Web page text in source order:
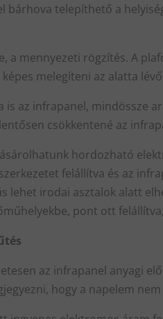
bárhova telepíthető a
a mennyezeti rögzítés. A
melegíteni az alatta
is az infrapanel, mindössze
csökkentené az
hordozható
felállítva és az
lehet irodai asztalok alatt
pont ott
az infrapanel anyagi
hogy a napelem